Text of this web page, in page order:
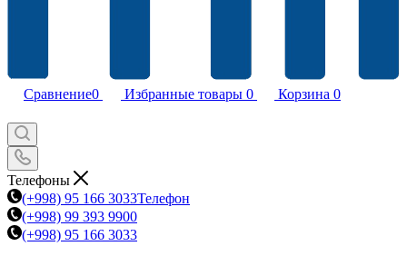
Сравнение0 Избранные товары 0 Корзина 0
Телефоны
(+998) 95 166 3033Телефон
(+998) 99 393 9900
(+998) 95 166 3033